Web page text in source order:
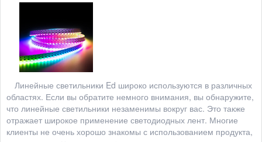
Линейные светильники Ed широко используются в различных
областях. Если вы обратите немного внимания, вы обнаружите,
что линейные светильники незаменимы вокруг вас. Это также
отражает широкое применение светодиодных лент. Многие
клиенты не очень хорошо знакомы с использованием продукта,